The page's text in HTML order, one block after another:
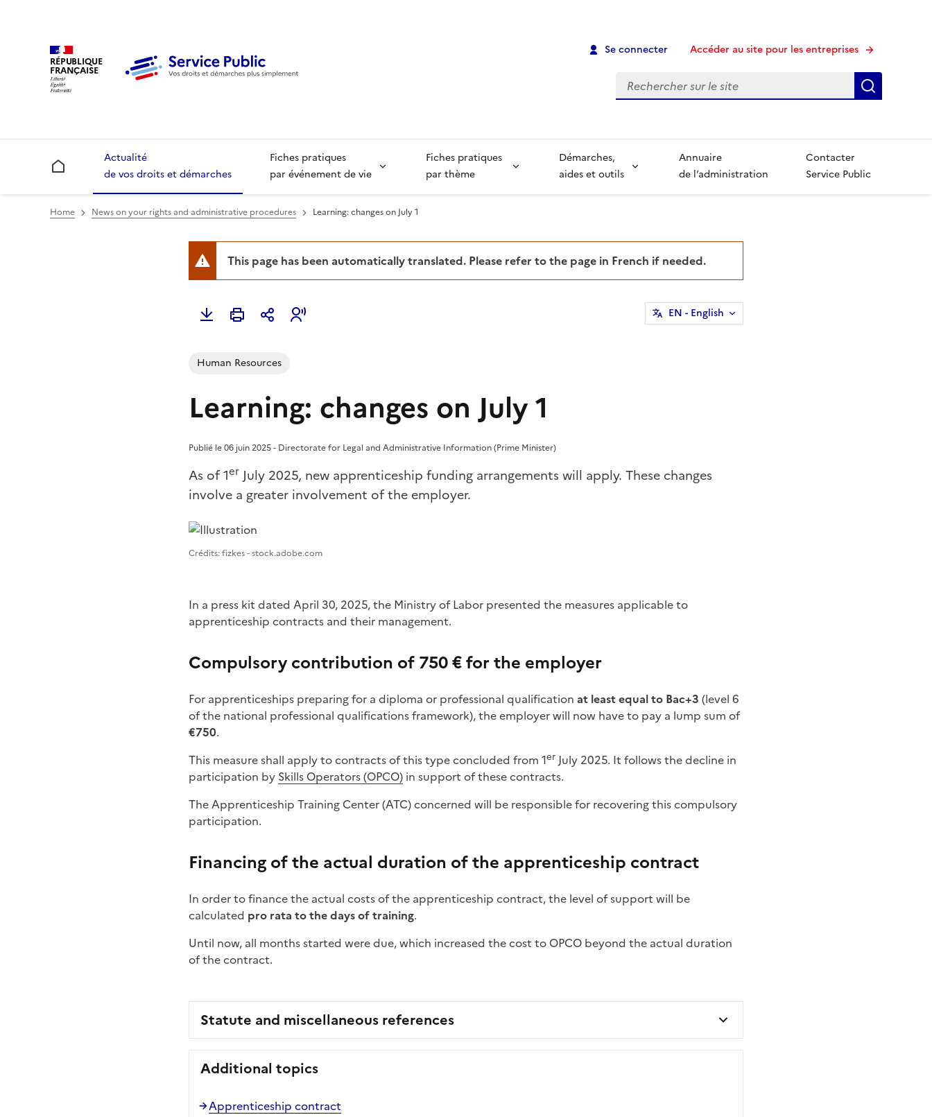
RÉPUBLIQUE
FRANÇAISE
Se connecter Accéder au site pour les entreprises
Recherche
Accueil
Actualité
de vos droits et démarches
Fiches pratiques
par événement de vie
Fiches pratiques
par thème
Démarches,
aides et outils
Annuaire
de l’administration
Contacter
Service Public
Home News on your rights and administrative procedures Learning: changes on July 1
This page has been automatically translated. Please refer to the page in French if needed.
EN - English
Human Resources
Learning: changes on July 1
Publié le 06 juin 2025 - Directorate for Legal and Administrative Information (Prime Minister)
As of 1er July 2025, new apprenticeship funding arrangements will apply. These changes
involve a greater involvement of the employer.
Image 1
Crédits: fizkes - stock.adobe.com
In a press kit dated April 30, 2025, the Ministry of Labor presented the measures applicable to
apprenticeship contracts and their management.
Compulsory contribution of 750 € for the employer
For apprenticeships preparing for a diploma or professional qualification at least equal to Bac+3 (level 6
of the national professional qualifications framework), the employer will now have to pay a lump sum of
€750.
This measure shall apply to contracts of this type concluded from 1er July 2025. It follows the decline in
participation by Skills Operators (OPCO) in support of these contracts.
The Apprenticeship Training Center (ATC) concerned will be responsible for recovering this compulsory
participation.
Financing of the actual duration of the apprenticeship contract
In order to finance the actual costs of the apprenticeship contract, the level of support will be
calculated pro rata to the days of training.
Until now, all months started were due, which increased the cost to OPCO beyond the actual duration
of the contract.
Statute and miscellaneous references
Additional topics
Apprenticeship contract